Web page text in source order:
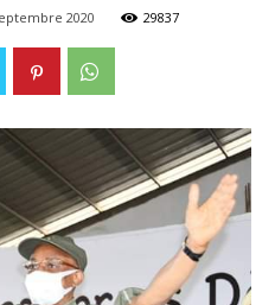
2020 29837